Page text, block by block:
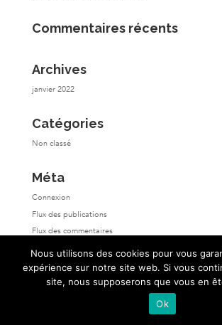
Commentaires récents
Archives
janvier 2022
Catégories
Non classé
Méta
Connexion
Flux des publications
Flux des commentaires
Site de WordPress-FR
Nous utilisons des cookies pour vous
expérience sur notre site web. Si vous
site, nous supposerons que vous en
Ok